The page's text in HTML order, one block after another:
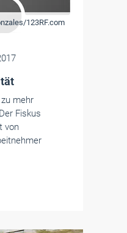
123RF.com
mehr
Fiskus
von